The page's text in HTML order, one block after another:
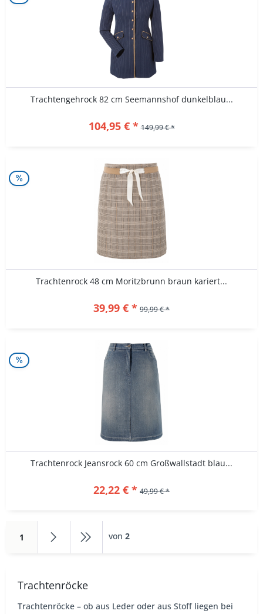
Trachtengehrock 82 cm Seemannshof dunkelblau...
104,95 € * 149,99 € *
Trachtenrock 48 cm Moritzbrunn braun kariert...
39,99 € * 99,99 € *
Trachtenrock Jeansrock 60 cm Großwallstadt blau...
22,22 € * 49,99 € *
1 von 2
Trachtenröcke
Trachtenröcke – ob aus Leder oder aus Stoff liegen bei